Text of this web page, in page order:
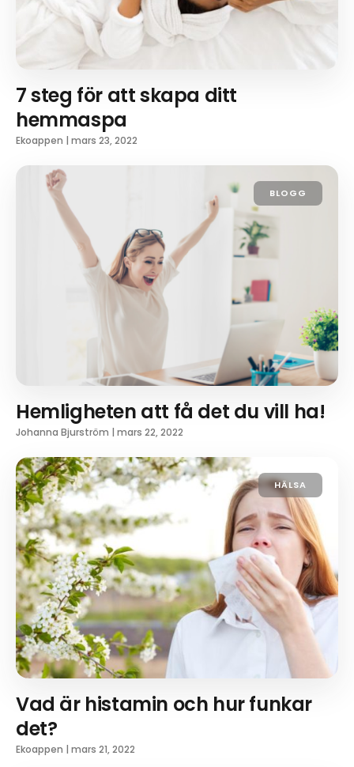
7 steg för att skapa ditt
hemmaspa
Ekoappen | mars 23, 2022
BLOGG
Hemligheten att få det du vill ha!
Johanna Bjurström | mars 22, 2022
HÄLSA
Vad är histamin och hur funkar
det?
Ekoappen | mars 21, 2022